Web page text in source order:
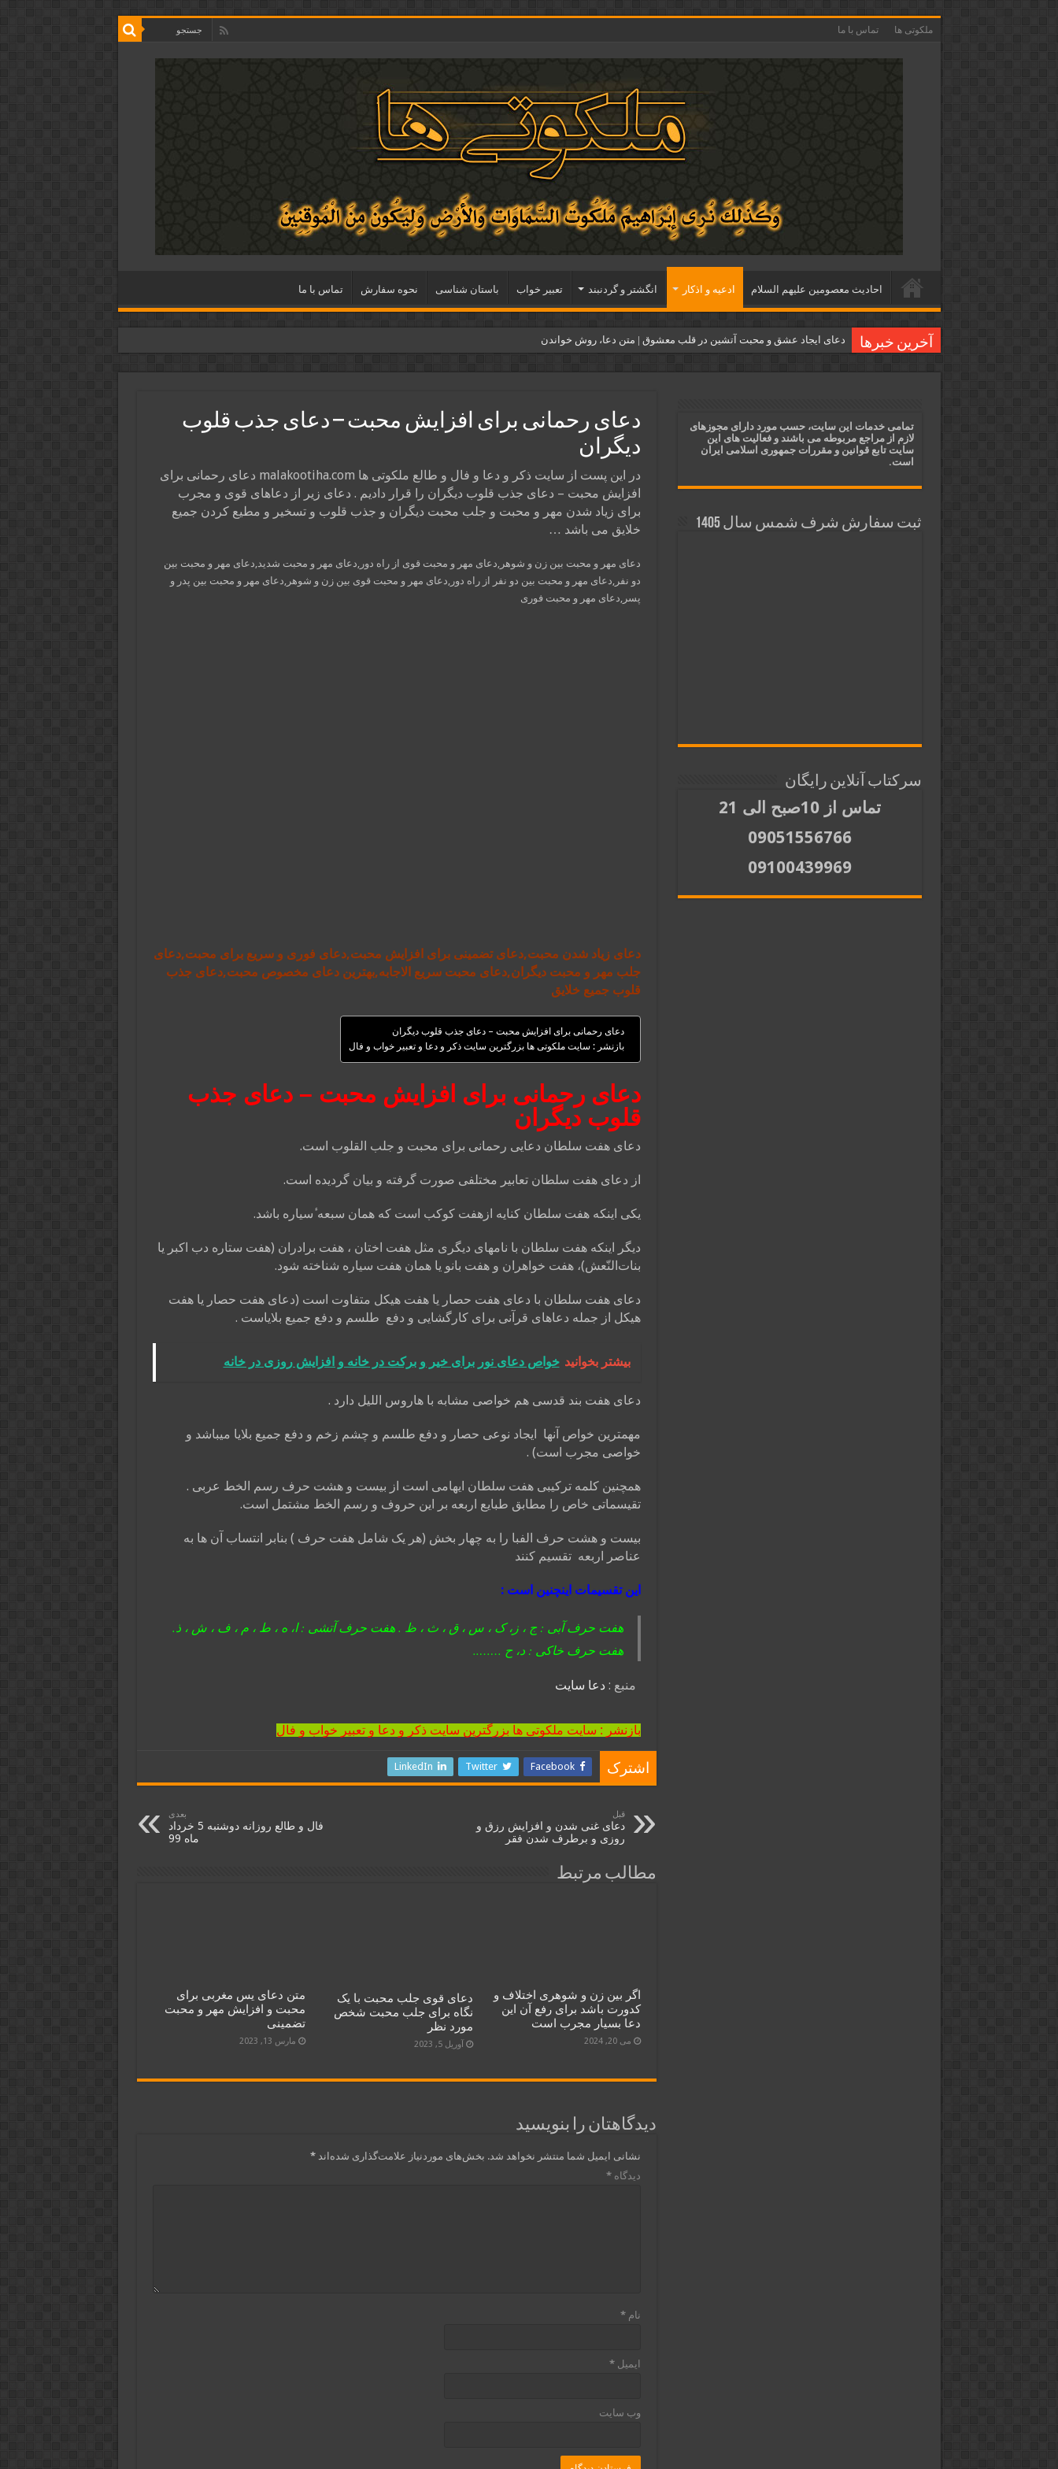
ملکوتی ها تماس با ما
احاديث معصومين عليهم السلام ادعيه و اذكار انگشتر و گردنبند تعبیر خواب باستان شناسی نحوه سفارش تماس با ما
آخرین خبرها دعای ایجاد عشق و محبت آتشین در قلب معشوق | متن دعا، روش خواندن
قویترین ذکر استجابت دعا و حاجت روایی | ذکر اسماء الحسنی برآورده شدن حاجت
دعای افزایش رزق و روزی و ثروتمند شدن | متن دعا و اذکار مجرب
دعای رحمانی برای افزایش محبت – دعای جذب قلوب
دیگران
در این پست از سایت ذکر و دعا و فال و طالع ملکوتی ها malakootiha.com دعای رحمانی برای
افزایش محبت – دعای جذب قلوب دیگران را قرار دادیم . دعای زیر از دعاهای قوی و مجرب
برای زیاد شدن مهر و محبت و جلب محبت دیگران و جذب قلوب و تسخیر و مطیع کردن جمیع
خلایق می باشد …
دعای مهر و محبت بین زن و شوهر,دعای مهر و محبت قوی از راه دور,دعای مهر و محبت شدید,دعای مهر و محبت بین
دو نفر,دعای مهر و محبت بین دو نفر از راه دور,دعای مهر و محبت قوی بین زن و شوهر,دعای مهر و محبت بین پدر و
پسر,دعای مهر و محبت فوری
دعای زیاد شدن محبت,دعای تضمینی برای افزایش محبت,دعای فوری و سریع برای محبت,دعای
جلب مهر و محبت دیگران,دعای محبت سریع الاجابه,بهترین دعای مخصوص محبت,دعای جذب
قلوب جمیع خلایق
دعای رحمانی برای افزایش محبت – دعای جذب قلوب دیگران
بازنشر : سایت ملکوتی ها بزرگترین سایت ذکر و دعا و تعبیر خواب و فال
دعای رحمانی برای افزایش محبت – دعای جذب
قلوب دیگران
دعای هفت سلطان دعایی رحمانی برای محبت و جلب القلوب است.
از دعای هفت سلطان تعابیر مختلفی صورت گرفته و بیان گردیده است.
یکی اینکه هفت سلطان کنایه ازهفت کوکب است که همان سبعه ٔسیاره باشد.
دیگر اینکه هفت سلطان با نامهای دیگری مثل هفت اختان ، هفت برادران (هفت ستاره دب اکبر یا
بنات‌النّعش)، هفت خواهران و هفت بانو یا همان هفت سیاره شناخته شود.
دعای هفت سلطان با دعای هفت حصار یا هفت هیکل متفاوت است (دعای هفت حصار یا هفت
هیکل از جمله دعاهای قرآنی برای کارگشایی و دفع طلسم و دفع جمیع بلایاست .
بیشتر بخوانید خواص دعای نور برای خیر و برکت در خانه و افزایش روزی در خانه
دعای هفت بند قدسی هم خواصی مشابه با هاروس اللیل دارد .
مهمترین خواص آنها ایجاد نوعی حصار و دفع طلسم و چشم زخم و دفع جمیع بلایا میباشد و
خواصی مجرب است) .
همچنین کلمه ترکیبی هفت سلطان ایهامی است از بیست و هشت حرف رسم الخط عربی .
تقیسماتی خاص را مطابق طبایع اربعه بر این حروف و رسم الخط مشتمل است.
بیست و هشت حرف الفبا را به چهار بخش (هر یک شامل هفت حرف ) بنابر انتساب آن ها به
عناصر اربعه تقسیم کنند
این تقسیمات اینچنین است :
هفت حرف آبی : ج ، ز، ک ، س ، ق ، ث ، ظ . هفت حرف آتشی : ا، ه ، ط ، م ، ف ، ش ، ذ.
هفت حرف خاکی : د، ح ……..
منبع :دعا سایت
بازنشر : سایت ملکوتی ها بزرگترین سایت ذکر و دعا و تعبیر خواب و فال
اشترک Facebook
Twitter
LinkedIn
قبل
دعای غنی شدن و افزایش رزق و
روزی و برطرف شدن فقر
بعدی
فال و طالع روزانه دوشنبه 5 خرداد
ماه 99
مطالب مرتبط
اگر بین زن و شوهری اختلاف و
کدورت باشد برای رفع آن این
دعا بسیار مجرب است
می 20, 2024
دعای قوی جلب محبت با یک
نگاه برای جلب محبت شخص
مورد نظر
آوریل 5, 2023
متن دعای یس مغربی برای
محبت و افزایش مهر و محبت
تضمینی
مارس 13, 2023
دیدگاهتان را بنویسید
نشانی ایمیل شما منتشر نخواهد شد. بخش‌های موردنیاز علامت‌گذاری شده‌اند*
دیدگاه*
نام*
ایمیل*
وب‌ سایت
تمامی خدمات این سایت، حسب مورد دارای مجوزهای
لازم از مراجع مربوطه می باشند و فعالیت های این
سایت تابع قوانین و مقررات جمهوری اسلامی ایران
است.
ثبت سفارش شرف شمس سال 1405
سرکتاب آنلاین رایگان
تماس از 10صبح الی 21
09051556766
09100439969